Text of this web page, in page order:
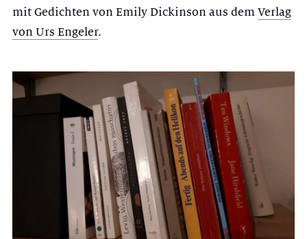
mit Gedichten von Emily Dickinson aus demVerlag
von Urs Engeler.